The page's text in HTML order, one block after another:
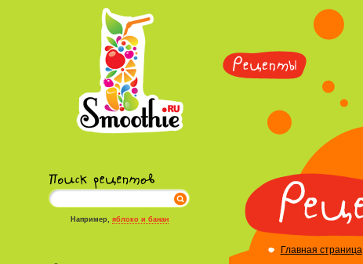
Например, яблоко и банан
Главная страница